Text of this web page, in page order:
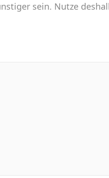
sein. Nutze